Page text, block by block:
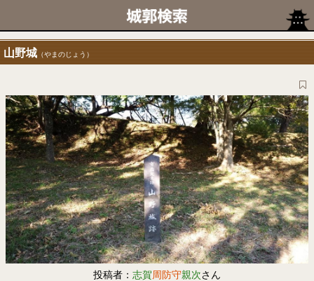
山野城 （やまのじょう）
投稿者： 志賀周防守親次さん